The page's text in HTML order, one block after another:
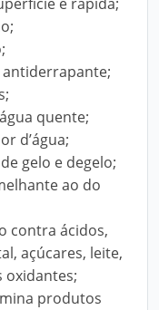
quente;
d’água;
gelo e degelo;
ao do
contra ácidos,
açúcares, leite,
oxidantes;
produtos